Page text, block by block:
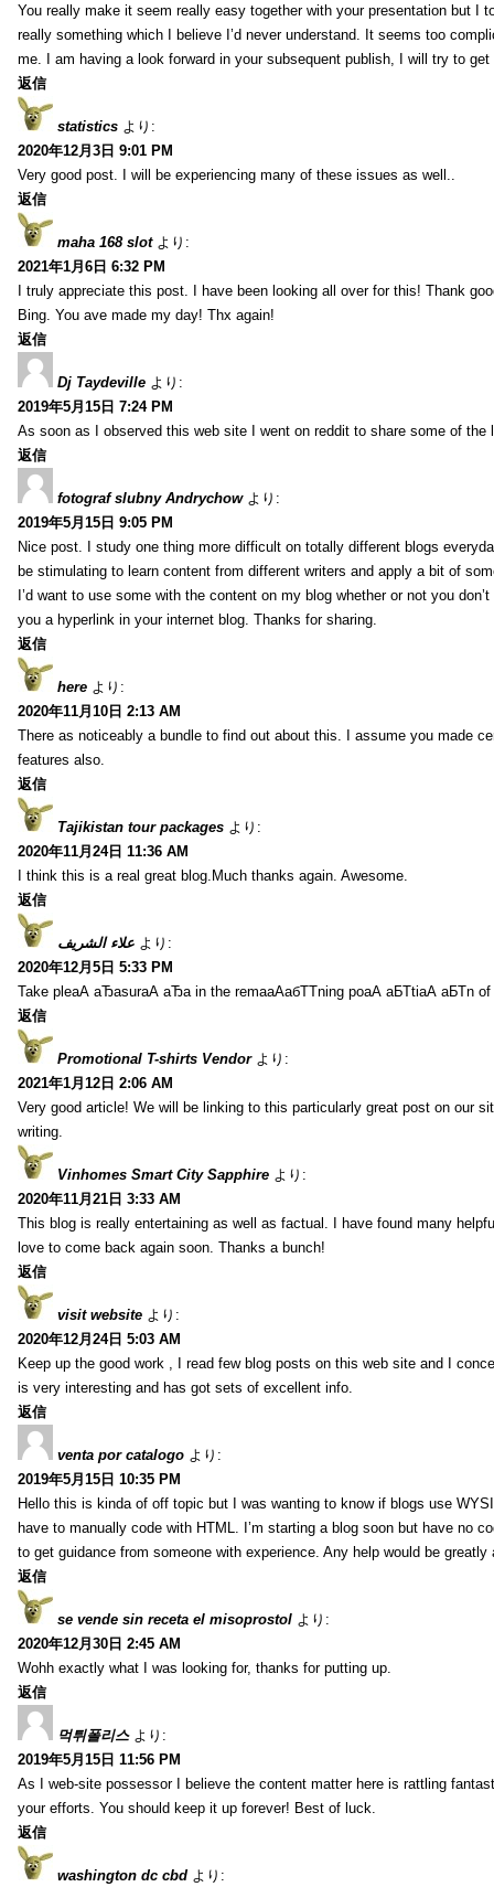
You really make it seem really easy together with your presentation but I
really something which I believe I’d never understand. It seems too
me. I am having a look forward in your subsequent publish, I will try to
返信
statistics より:
2020年12月3日 9:01 PM
Very good post. I will be experiencing many of these issues as well..
返信
maha 168 slot より:
2021年1月6日 6:32 PM
I truly appreciate this post. I have been looking all over for this! Thank
Bing. You ave made my day! Thx again!
返信
Dj Taydeville より:
2019年5月15日 7:24 PM
As soon as I observed this web site I went on reddit to share some of the
返信
fotograf slubny Andrychow より:
2019年5月15日 9:05 PM
Nice post. I study one thing more difficult on totally different blogs
be stimulating to learn content from different writers and apply a bit of
I’d want to use some with the content on my blog whether or not you
you a hyperlink in your internet blog. Thanks for sharing.
返信
here より:
2020年11月10日 2:13 AM
There as noticeably a bundle to find out about this. I assume you made
features also.
返信
Tajikistan tour packages より:
2020年11月24日 11:36 AM
I think this is a real great blog.Much thanks again. Awesome.
返信
علاء الشريف より:
2020年12月5日 5:33 PM
Take pleаА аЂаsurаА аЂа in the remaаАабТТning poаА аБТtiаА аБТn
返信
Promotional T-shirts Vendor より:
2021年1月12日 2:06 AM
Very good article! We will be linking to this particularly great post on our
writing.
Vinhomes Smart City Sapphire より:
2020年11月21日 3:33 AM
This blog is really entertaining as well as factual. I have found many
love to come back again soon. Thanks a bunch!
返信
visit website より:
2020年12月24日 5:03 AM
Keep up the good work , I read few blog posts on this web site and I
is very interesting and has got sets of excellent info.
返信
venta por catalogo より:
2019年5月15日 10:35 PM
Hello this is kinda of off topic but I was wanting to know if blogs use
have to manually code with HTML. I’m starting a blog soon but have no
to get guidance from someone with experience. Any help would be greatly
返信
se vende sin receta el misoprostol より:
2020年12月30日 2:45 AM
Wohh exactly what I was looking for, thanks for putting up.
返信
먹튀폴리스 より:
2019年5月15日 11:56 PM
As I web-site possessor I believe the content matter here is rattling
your efforts. You should keep it up forever! Best of luck.
返信
washington dc cbd より: